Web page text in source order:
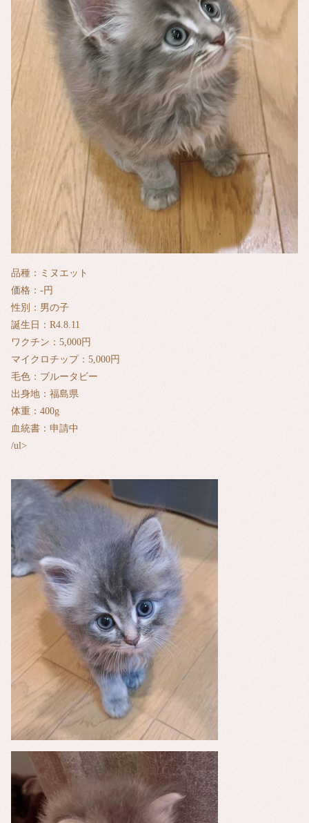
品種：ミヌエット
価格：-円
性別：男の子
誕生日：R4.8.11
ワクチン：5,000円
マイクロチップ：5,000円
毛色：ブルータビー
出身地：福島県
体重：400g
血統書：申請中
/ul>